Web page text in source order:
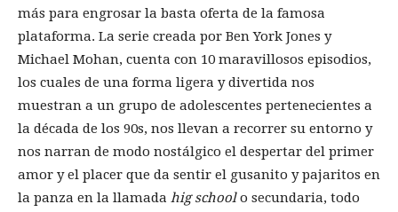
más para engrosar la basta oferta de la famosa
plataforma. La serie creada por Ben York Jones y
Michael Mohan, cuenta con 10 maravillosos episodios,
los cuales de una forma ligera y divertida nos
muestran a un grupo de adolescentes pertenecientes a
la década de los 90s, nos llevan a recorrer su entorno y
nos narran de modo nostálgico el despertar del primer
amor y el placer que da sentir el gusanito y pajaritos en
la panza en la llamada hig schoolo secundaria, todo